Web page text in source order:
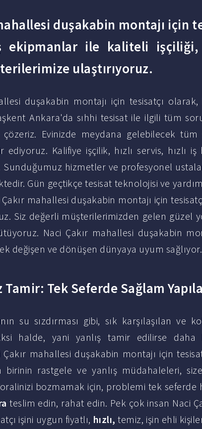
duşakabin montajı için
ekipmanlar ile kaliteli
ulaştırıyoruz.
duşakabin montajı için tesisatçı
Ankara'da sıhhi tesisat ile ilgili tüm
Evinizde meydana gelebilecek tüm
ediyoruz. Kalifiye işçilik, hızlı servis, hızlı
Sunduğumuz hizmetler ve profesyonel
Gün geçtikçe tesisat teknolojisi ve
mahallesi duşakabin montajı için
Siz değerli müşterilerimizden gelen güzel
Naci Çakır mahallesi duşakabin
değişen ve dönüşen dünyaya uyum sağlıyor.
Tamir: Tek Seferde Sağlam
su sızdırması gibi, sık karşılaşılan ve
halde, yani yanlış tamir edilirse
mahallesi duşakabin montajı için
birinin rastgele ve yanlış müdahaleleri,
bozmamak için, problemi tek seferde
teslim edin, rahat edin. Pek çok insan Naci
işini uygun fiyatlı, hızlı, temiz, işin ehli